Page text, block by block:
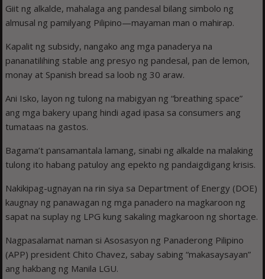
Giit ng alkalde, mahalaga ang pandesal bilang simbolo ng
almusal ng pamilyang Pilipino—mayaman man o mahirap.
Kapalit ng subsidy, nangako ang mga panaderya na
pananatilihing stable ang presyo ng pandesal, pan de lemon,
monay at Spanish bread sa loob ng 30 araw.
Ani Isko, layon ng tulong na mabigyan ng “breathing space”
ang mga bakery upang hindi agad ipasa sa consumers ang
tumataas na gastos.
Bagama’t pansamantala lamang, sinabi ng alkalde na malaking
tulong ito habang patuloy ang epekto ng pandaigdigang krisis.
Nakikipag-ugnayan na rin siya sa Department of Energy (DOE)
kaugnay ng panawagan ng mga panadero na magkaroon ng
sapat na suplay ng LPG kung sakaling magkaroon ng shortage.
Nagpasalamat naman si Asosasyon ng Panaderong Pilipino
(APP) president Chito Chavez, sabay sabing “makasaysayan”
ang hakbang ng Manila LGU.